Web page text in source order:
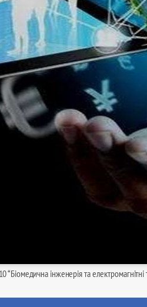
“Біомедична інженерія та